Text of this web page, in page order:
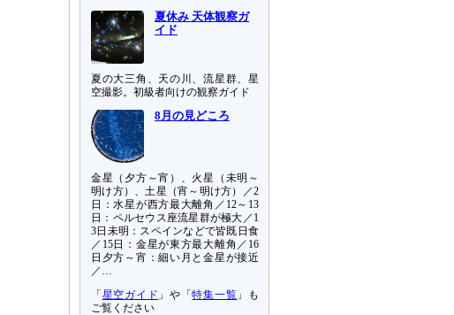
夏休み 天体観察ガ
イド
夏の大三角、天の川、流星群、星
空撮影。初級者向けの観察ガイド
8月の見どころ
金星（夕方～宵）、火星（未明～
明け方）、土星（宵～明け方）／2
日：水星が西方最大離角／12～13
日：ペルセウス座流星群が極大／1
3日未明：スペインなどで皆既日食
／15日：金星が東方最大離角／16
日夕方～宵：細い月と金星が接近
／…
「 星空ガイド 」や「特集一覧 」も
ご覧ください